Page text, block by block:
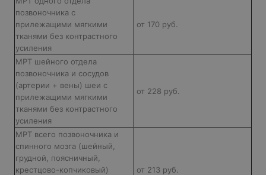
позвоночника с
прилежащими мягкими
тканями без контрастного
усиления
от 170 руб.
МРТ шейного отдела
позвоночника и сосудов
(артерии + вены) шеи с
прилежащими мягкими
тканями без контрастного
усиления
от 228 руб.
МРТ всего позвоночника и
спинного мозга (шейный,
грудной, поясничный,
крестцово-копчиковый)
от 213 руб.